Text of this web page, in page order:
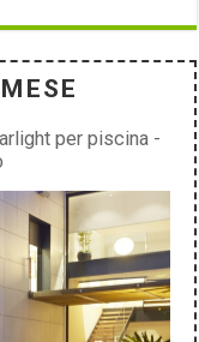
per piscina -